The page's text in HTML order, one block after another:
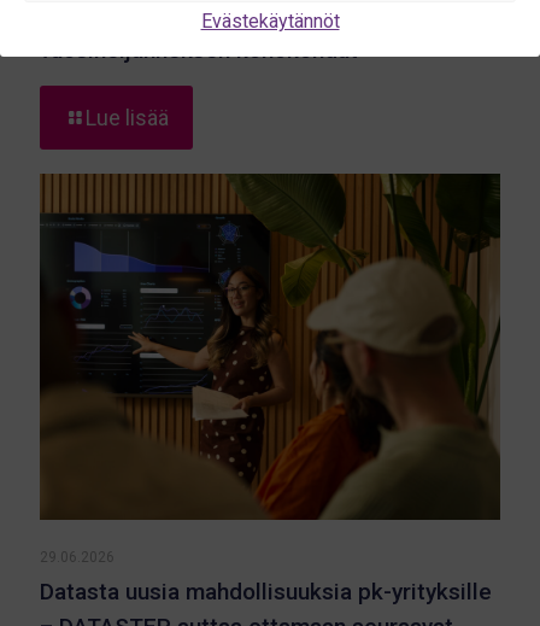
Evästekäytännöt
Location Innovation Hub: Toisen
vuosineljänneksen kohokohdat
Lue lisää
Location
Innovation
Toisen
vuosineljänneksen
kohokohdat
29.06.2026
Datasta uusia mahdollisuuksia pk-yrityksille